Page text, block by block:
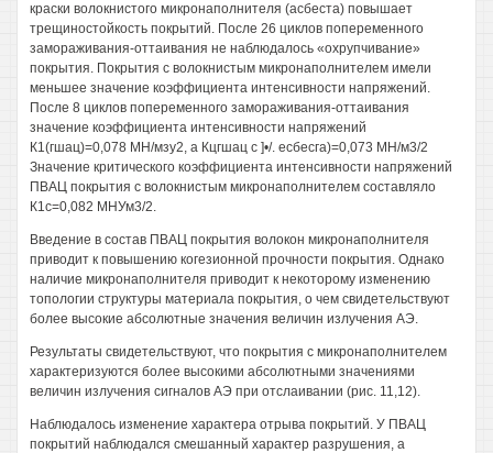
краски волокнистого микронаполнителя (асбеста) повышает
трещиностойкость покрытий. После 26 циклов попеременного
замораживания-оттаивания не наблюдалось «охрупчивание»
покрытия. Покрытия с волокнистым микронаполнителем имели
меньшее значение коэффициента интенсивности напряжений.
После 8 циклов попеременного замораживания-оттаивания
значение коэффициента интенсивности напряжений
К1(гшац)=0,078 МН/мзу2, а Кцгшац с ]•/. есбесга)=0,073 МН/м3/2
Значение критического коэффициента интенсивности напряжений
ПВАЦ покрытия с волокнистым микронаполнителем составляло
К1с=0,082 МНУм3/2.
Введение в состав ПВАЦ покрытия волокон микронаполнителя
приводит к повышению когезионной прочности покрытия. Однако
наличие микронаполнителя приводит к некоторому изменению
топологии структуры материала покрытия, о чем свидетельствуют
более высокие абсолютные значения величин излучения АЭ.
Результаты свидетельствуют, что покрытия с микронаполнителем
характеризуются более высокими абсолютными значениями
величин излучения сигналов АЭ при отслаивании (рис. 11,12).
Наблюдалось изменение характера отрыва покрытий. У ПВАЦ
покрытий наблюдался смешанный характер разрушения, а